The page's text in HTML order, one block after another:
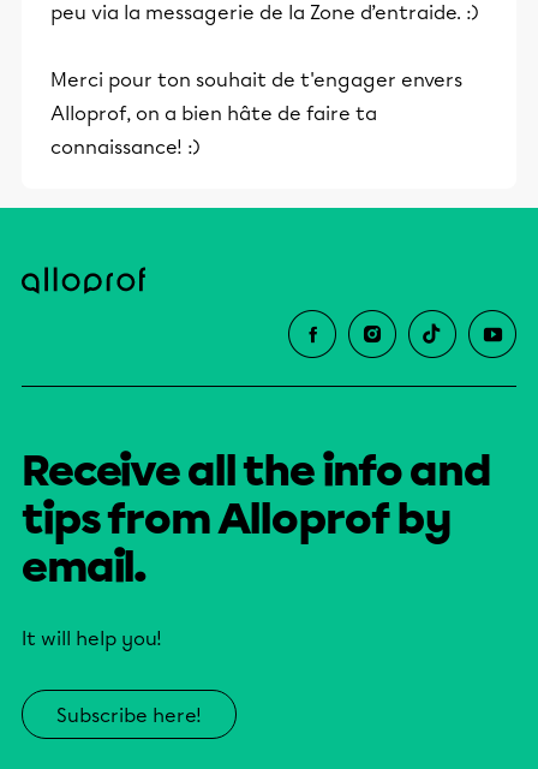
peu via la messagerie de la Zone d’entraide. :)
Merci pour ton souhait de t'engager envers
Alloprof, on a bien hâte de faire ta
connaissance! :)
Receive all the info and
tips from Alloprof by
email.
It will help you!
Subscribe here!